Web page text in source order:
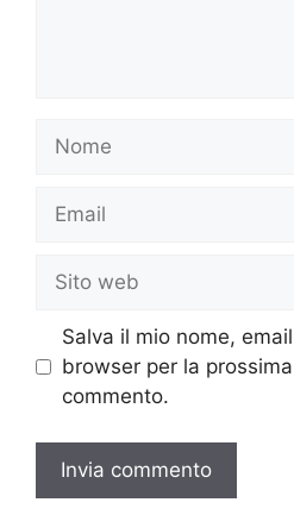
Nome
Email
Sito
web
Salva il mio nome,
browser per la
commento.